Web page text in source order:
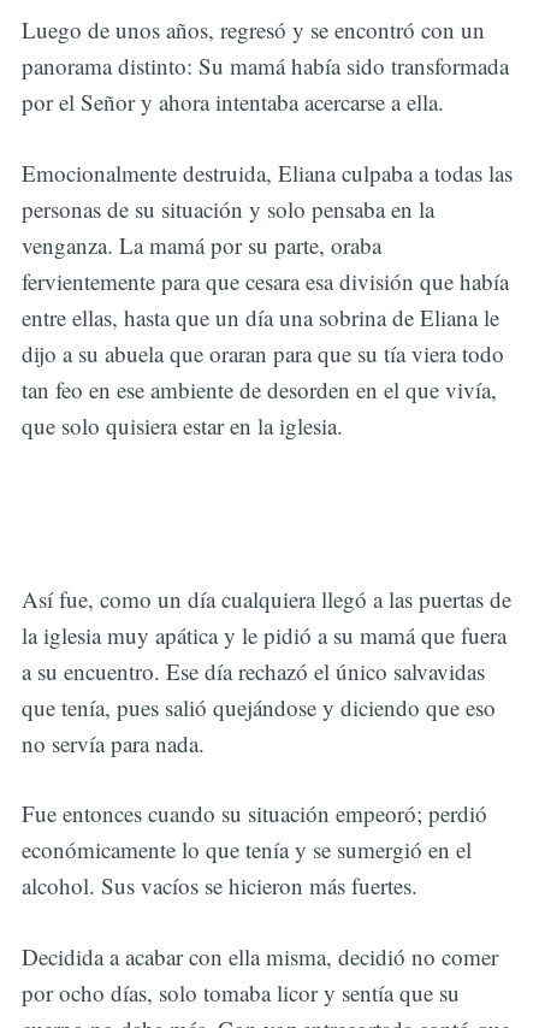
Luego de unos años, regresó y se encontró con un
panorama distinto: Su mamá había sido transformada
por el Señor y ahora intentaba acercarse a ella.
Emocionalmente destruida, Eliana culpaba a todas las
personas de su situación y solo pensaba en la
venganza. La mamá por su parte, oraba
fervientemente para que cesara esa división que había
entre ellas, hasta que un día una sobrina de Eliana le
dijo a su abuela que oraran para que su tía viera todo
tan feo en ese ambiente de desorden en el que vivía,
que solo quisiera estar en la iglesia.
Así fue, como un día cualquiera llegó a las puertas de
la iglesia muy apática y le pidió a su mamá que fuera
a su encuentro. Ese día rechazó el único salvavidas
que tenía, pues salió quejándose y diciendo que eso
no servía para nada.
Fue entonces cuando su situación empeoró; perdió
económicamente lo que tenía y se sumergió en el
alcohol. Sus vacíos se hicieron más fuertes.
Decidida a acabar con ella misma, decidió no comer
por ocho días, solo tomaba licor y sentía que su